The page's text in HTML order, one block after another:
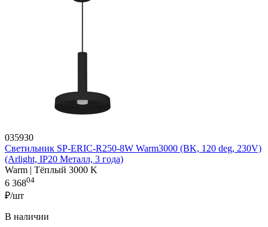
035930
Светильник SP-ERIC-R250-8W Warm3000 (BK, 120 deg, 230V)
(Arlight, IP20 Металл, 3 года)
Warm | Тёплый 3000 K
6 36804
₽/шт
В наличии